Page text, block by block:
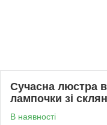
Сучасна люстра
лампочки зі
В наявності